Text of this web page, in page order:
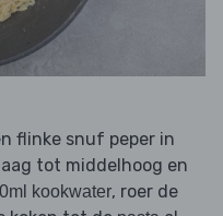
flinke snuf peper in
tot middelhoog en
kookwater, roer de